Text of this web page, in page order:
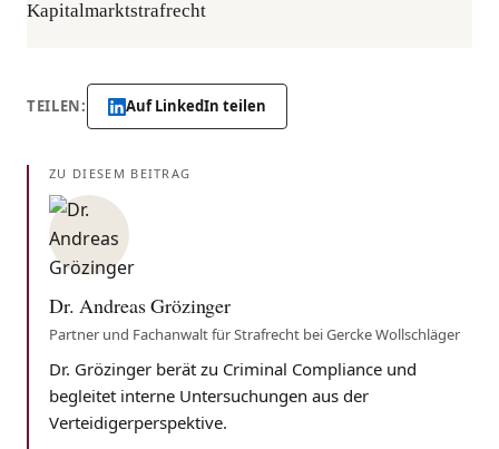
Kapitalmarktstrafrecht
TEILEN: Auf LinkedIn teilen
ZU DIESEM BEITRAG
Dr. Andreas Grözinger
Partner und Fachanwalt für Strafrecht bei Gercke Wollschläger
Dr. Grözinger berät zu Criminal Compliance und
begleitet interne Untersuchungen aus der
Verteidigerperspektive.